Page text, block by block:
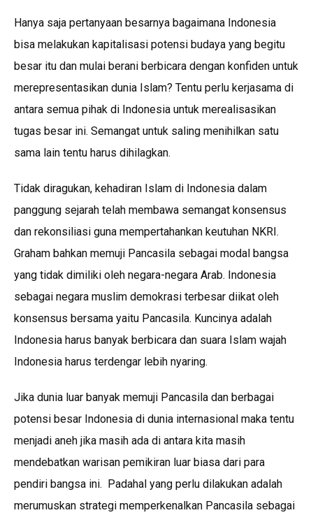
Hanya saja pertanyaan besarnya bagaimana Indonesia
bisa melakukan kapitalisasi potensi budaya yang begitu
besar itu dan mulai berani berbicara dengan konfiden untuk
merepresentasikan dunia Islam? Tentu perlu kerjasama di
antara semua pihak di Indonesia untuk merealisasikan
tugas besar ini. Semangat untuk saling menihilkan satu
sama lain tentu harus dihilagkan.
Tidak diragukan, kehadiran Islam di Indonesia dalam
panggung sejarah telah membawa semangat konsensus
dan rekonsiliasi guna mempertahankan keutuhan NKRI.
Graham bahkan memuji Pancasila sebagai modal bangsa
yang tidak dimiliki oleh negara-negara Arab. Indonesia
sebagai negara muslim demokrasi terbesar diikat oleh
konsensus bersama yaitu Pancasila. Kuncinya adalah
Indonesia harus banyak berbicara dan suara Islam wajah
Indonesia harus terdengar lebih nyaring.
Jika dunia luar banyak memuji Pancasila dan berbagai
potensi besar Indonesia di dunia internasional maka tentu
menjadi aneh jika masih ada di antara kita masih
mendebatkan warisan pemikiran luar biasa dari para
pendiri bangsa ini. Padahal yang perlu dilakukan adalah
merumuskan strategi memperkenalkan Pancasila sebagai